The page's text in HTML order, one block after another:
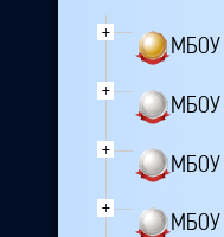
+
МБОУ
+
МБОУ
+
МБОУ
+
МБОУ